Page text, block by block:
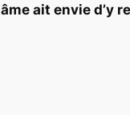
âme ait envie d’y